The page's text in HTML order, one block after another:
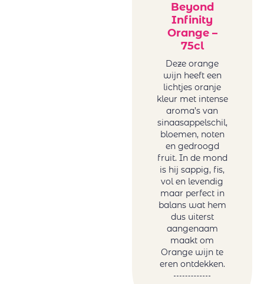
Beyond
Infinity
Orange –
75cl
Deze orange
wijn heeft een
lichtjes oranje
kleur met intense
aroma’s van
sinaasappelschil,
bloemen, noten
en gedroogd
fruit. In de mond
is hij sappig, fis,
vol en levendig
maar perfect in
balans wat hem
dus uiterst
aangenaam
maakt om
Orange wijn te
eren ontdekken.